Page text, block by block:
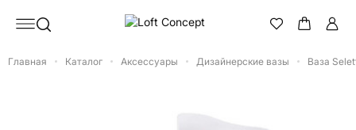
Главная Каталог Аксессуары Дизайнерские вазы Ваза